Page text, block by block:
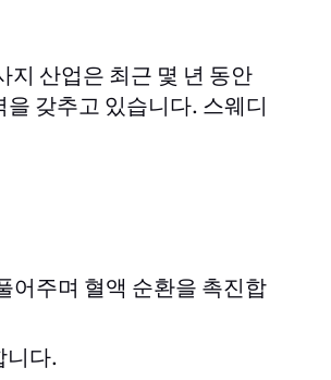
지 산업은 최근 몇 년 동안
갖추고 있습니다. 스웨디
어주며 혈액 순환을 촉진합
니다.